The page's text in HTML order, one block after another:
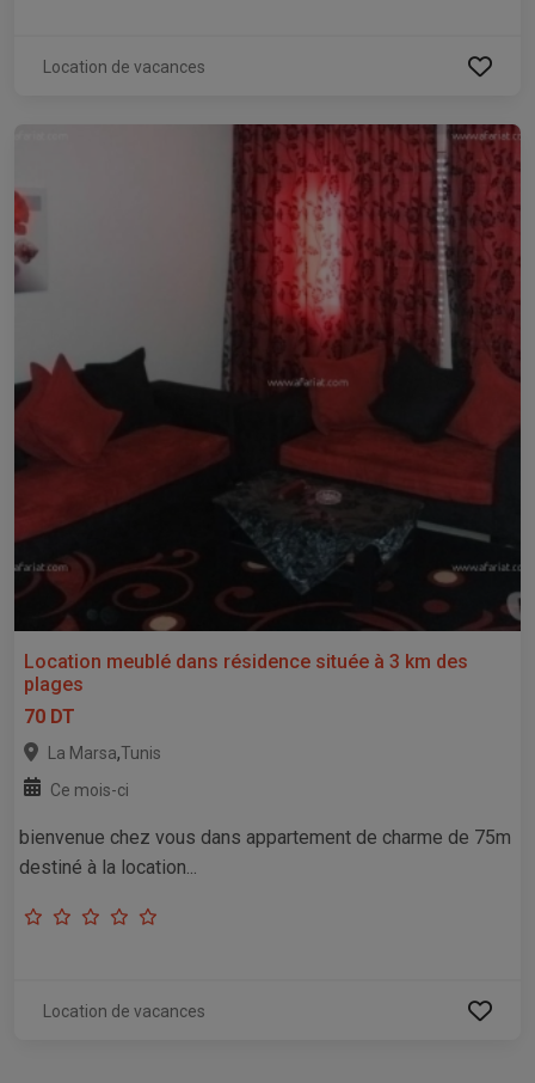
Location de vacances
Location meublé dans résidence située à 3 km des
plages
70 DT
La Marsa,Tunis
Ce mois-ci
bienvenue chez vous dans appartement de charme de 75m
destiné à la location...
Location de vacances